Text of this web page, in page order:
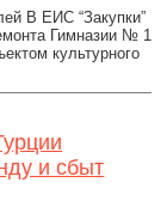
В ЕИС “Закупки”
Гимназии № 1
культурного
и сбыт